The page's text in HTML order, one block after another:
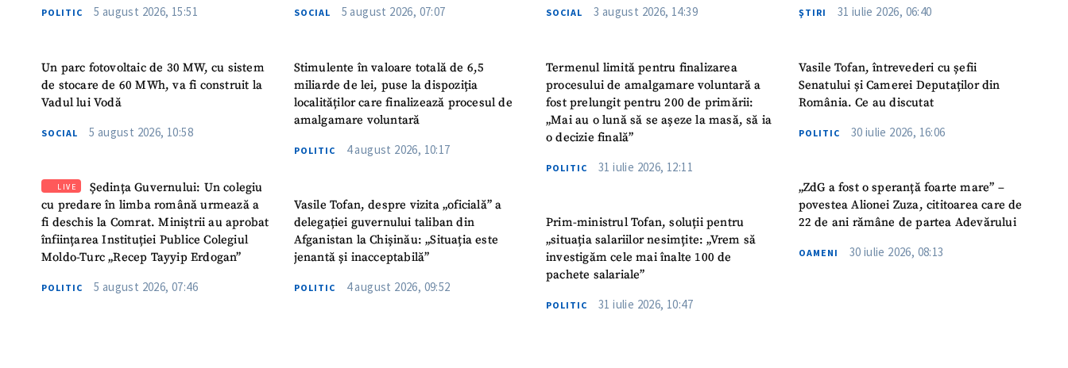
POLITIC 5 august 2026, 15:51
Un parc fotovoltaic de 30 MW, cu sistem
de stocare de 60 MWh, va fi construit la
Vadul lui Vodă
SOCIAL 5 august 2026, 10:58
LIVE
Ședința Guvernului: Un colegiu
cu predare în limba română urmează a
fi deschis la Comrat. Miniștrii au aprobat
înființarea Instituției Publice Colegiul
Moldo-Turc „Recep Tayyip Erdogan”
POLITIC 5 august 2026, 07:46
SOCIAL 5 august 2026, 07:07
Stimulente în valoare totală de 6,5
miliarde de lei, puse la dispoziția
localităților care finalizează procesul de
amalgamare voluntară
POLITIC 4 august 2026, 10:17
Vasile Tofan, despre vizita „oficială” a
delegației guvernului taliban din
Afganistan la Chișinău: „Situația este
jenantă și inacceptabilă”
POLITIC 4 august 2026, 09:52
SOCIAL 3 august 2026, 14:39
Termenul limită pentru finalizarea
procesului de amalgamare voluntară a
fost prelungit pentru 200 de primării:
„Mai au o lună să se așeze la masă, să ia
o decizie finală”
POLITIC 31 iulie 2026, 12:11
Prim-ministrul Tofan, soluții pentru
„situația salariilor nesimțite: „Vrem să
investigăm cele mai înalte 100 de
pachete salariale”
POLITIC 31 iulie 2026, 10:47
ŞTIRI 31 iulie 2026, 06:40
Vasile Tofan, întrevederi cu șefii
Senatului și Camerei Deputaților din
România. Ce au discutat
POLITIC 30 iulie 2026, 16:06
„ZdG a fost o speranță foarte mare” –
povestea Alionei Zuza, cititoarea care de
22 de ani rămâne de partea Adevărului
OAMENI 30 iulie 2026, 08:13